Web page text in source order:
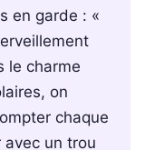
en garde : «
le charme
on
chaque
avec un trou